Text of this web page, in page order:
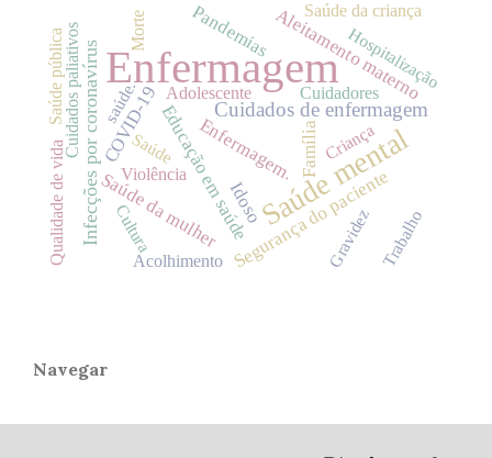
Enfermagem
Saúde mental
Cuidados de enfermagem
Infecções por coronavírus Enfermagem.
Segurança do paciente
Idoso
Educação em saúde
Saúde da mulher
Família
COVID-19
PandemiasAleitamento materno
Saúde
Gravidez
Cuidadores
Adolescente
Saúde da criança
Acolhimento
Cuidados paliativos Criança
Saúde pública
Trabalho
Hospitalização
Qualidade de vida
Morte
saúde.
Cultura
Violência
Navegar